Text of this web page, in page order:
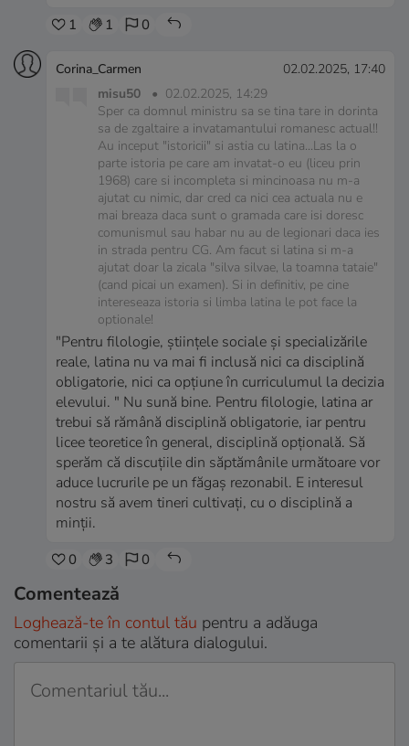
1 1 0
Corina_Carmen
02.02.2025, 17:40
misu50
• 02.02.2025, 14:29
Sper ca domnul ministru sa se tina tare in dorinta
sa de zgaltaire a invatamantului romanesc actual!!
Au inceput "istoricii" si astia cu latina...Las la o
parte istoria pe care am invatat-o eu (liceu prin
1968) care si incompleta si mincinoasa nu m-a
ajutat cu nimic, dar cred ca nici cea actuala nu e
mai breaza daca sunt o gramada care isi doresc
comunismul sau habar nu au de legionari daca ies
in strada pentru CG. Am facut si latina si m-a
ajutat doar la zicala "silva silvae, la toamna tataie"
(cand picai un examen). Si in definitiv, pe cine
intereseaza istoria si limba latina le pot face la
optionale!
"Pentru filologie, științele sociale și specializările
reale, latina nu va mai fi inclusă nici ca disciplină
obligatorie, nici ca opțiune în curriculumul la decizia
elevului. " Nu sună bine. Pentru filologie, latina ar
trebui să rămână disciplină obligatorie, iar pentru
licee teoretice în general, disciplină opțională. Să
sperăm că discuțiile din săptămânile următoare vor
aduce lucrurile pe un făgaș rezonabil. E interesul
nostru să avem tineri cultivați, cu o disciplină a
minții.
0 3 0
Comentează
Loghează-te în contul tău pentru a adăuga
comentarii și a te alătura dialogului.